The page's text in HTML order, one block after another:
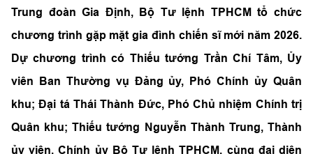
Trung đoàn Gia Định, Bộ Tư lệnh TPHCM tổ chức
chương trình gặp mặt gia đình chiến sĩ mới năm 2026.
Dự chương trình có Thiếu tướng Trần Chí Tâm, Ủy
viên Ban Thường vụ Đảng ủy, Phó Chính ủy Quân
khu; Đại tá Thái Thành Đức, Phó Chủ nhiệm Chính trị
Quân khu; Thiếu tướng Nguyễn Thành Trung, Thành
ủy viên, Chính ủy Bộ Tư lệnh TPHCM, cùng đại diện